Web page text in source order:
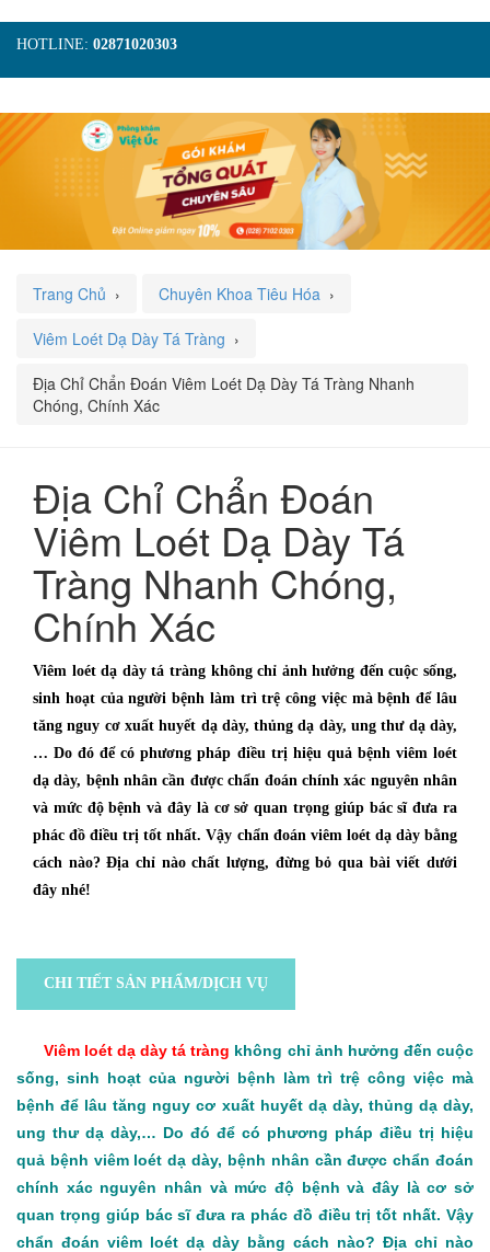
HOTLINE: 02871020303
TRANG CHỦ
GIỚI THIỆU
TIN TỨC
DỊCH VỤ
GÓI KHÁM
HÌNH ẢNH
LIÊN HỆ
ĐẶT LỊCH KHÁM
Trang Chủ › Chuyên Khoa Tiêu Hóa ›
Viêm Loét Dạ Dày Tá Tràng ›
Địa Chỉ Chẩn Đoán Viêm Loét Dạ Dày Tá Tràng Nhanh
Chóng, Chính Xác
Địa Chỉ Chẩn Đoán
Viêm Loét Dạ Dày Tá
Tràng Nhanh Chóng,
Chính Xác
Viêm loét dạ dày tá tràng không chỉ ảnh hưởng đến cuộc sống,
sinh hoạt của người bệnh làm trì trệ công việc mà bệnh để lâu
tăng nguy cơ xuất huyết dạ dày, thủng dạ dày, ung thư dạ dày,
… Do đó để có phương pháp điều trị hiệu quả bệnh viêm loét
dạ dày, bệnh nhân cần được chẩn đoán chính xác nguyên nhân
và mức độ bệnh và đây là cơ sở quan trọng giúp bác sĩ đưa ra
phác đồ điều trị tốt nhất. Vậy chẩn đoán viêm loét dạ dày bằng
cách nào? Địa chỉ nào chất lượng, đừng bỏ qua bài viết dưới
đây nhé!
CHI TIẾT SẢN PHẨM/DỊCH VỤ
Viêm loét dạ dày tá tràng không chỉ ảnh hưởng đến cuộc
sống, sinh hoạt của người bệnh làm trì trệ công việc mà
bệnh để lâu tăng nguy cơ xuất huyết dạ dày, thủng dạ dày,
ung thư dạ dày,… Do đó để có phương pháp điều trị hiệu
quả bệnh viêm loét dạ dày, bệnh nhân cần được chẩn đoán
chính xác nguyên nhân và mức độ bệnh và đây là cơ sở
quan trọng giúp bác sĩ đưa ra phác đồ điều trị tốt nhất. Vậy
chẩn đoán viêm loét dạ dày bằng cách nào? Địa chỉ nào